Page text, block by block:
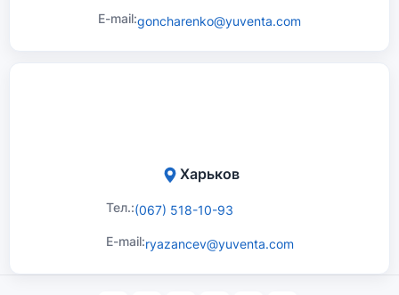
E-mail:goncharenko@yuventa.com
Харьков
Тел.:(067) 518-10-93
E-mail:ryazancev@yuventa.com